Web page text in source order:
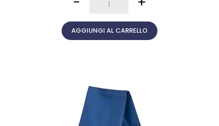
AGGIUNGI AL CARRELLO